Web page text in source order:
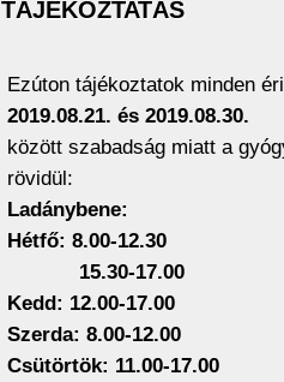
TÁJÉKOZTATÁS
Ezúton tájékoztatok minden
2019.08.21. és 2019.08.30.
között szabadság miatt a
rövidül:
Ladánybene:
Hétfő: 8.00-12.30
15.30-17.00
Kedd: 12.00-17.00
Szerda: 8.00-12.00
Csütörtök: 11.00-